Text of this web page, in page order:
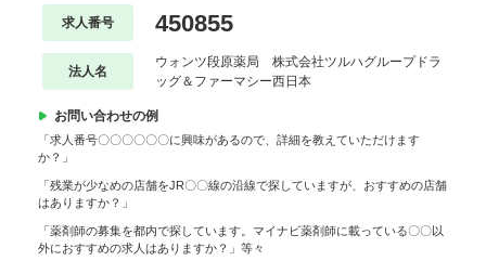
求人番号 450855
法人名
ウォンツ段原薬局 株式会社ツルハグループドラ
ッグ＆ファーマシー西日本
お問い合わせの例
「求人番号〇〇〇〇〇〇に興味があるので、詳細を教えていただけます
か？」
「残業が少なめの店舗をJR〇〇線の沿線で探していますが、おすすめの店舗
はありますか？」
「薬剤師の募集を都内で探しています。マイナビ薬剤師に載っている〇〇以
外におすすめの求人はありますか？」等々